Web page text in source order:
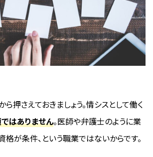
押さえておきましょう。情シスとして働く
はありません。医師や弁護士のように業
が条件、という職業ではないからです。